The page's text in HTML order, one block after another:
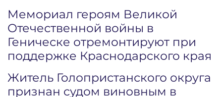
Мемориал героям Великой
Отечественной войны в
Геническе отремонтируют при
поддержке Краснодарского края
Житель Голопристанского округа
признан судом виновным в